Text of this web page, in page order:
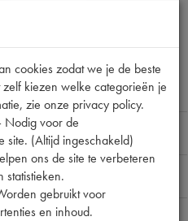
voorraad:
cookies zodat we je de beste
kiezen welke categorieën je
zie onze privacy policy.
Nodig voor de
site. (Altijd ingeschakeld)
ons de site te verbeteren
gebruikt voor
en inhoud.